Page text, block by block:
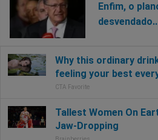
Enfim, o